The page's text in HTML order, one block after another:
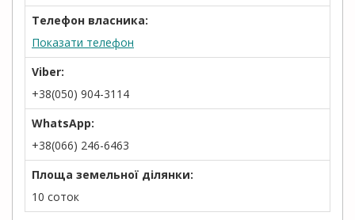
Телефон власника:
Показати телефон
Viber:
+38(050) 904-3114
WhatsApp:
+38(066) 246-6463
Площа земельної ділянки:
10 соток